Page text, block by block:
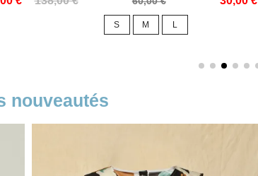
S M L
nouveautés